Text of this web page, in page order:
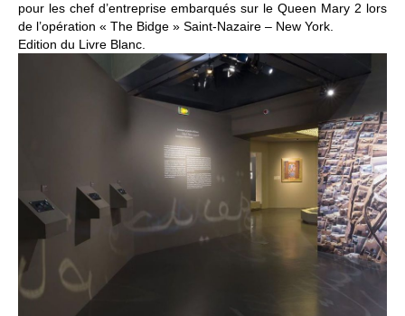
pour les chef d’entreprise embarqués sur le Queen Mary 2 lors
de l’opération « The Bidge » Saint-Nazaire – New York.
Edition du Livre Blanc.